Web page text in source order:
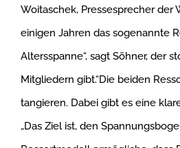
Woitaschek, Pressesprecher
einigen Jahren das sogenannte
Altersspanne“, sagt Söhner, der
Mitgliedern gibt.“Die beiden
tangieren. Dabei gibt es eine
„Das Ziel ist, den